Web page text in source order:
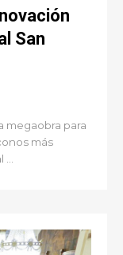
San
megaobra para
más